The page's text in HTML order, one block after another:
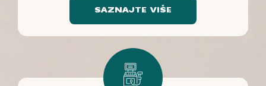
SAZNAJTE VIŠE